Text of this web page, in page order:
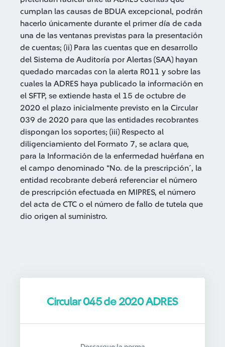
cumplan las causas de BDUA excepcional, podrán
hacerlo únicamente durante el primer día de cada
una de las ventanas previstas para la presentación
de cuentas; (ii) Para las cuentas que en desarrollo
del Sistema de Auditoría por Alertas (SAA) hayan
quedado marcadas con la alerta R011 y sobre las
cuales la ADRES haya publicado la información en
el SFTP, se extiende hasta el 15 de octubre de
2020 el plazo inicialmente previsto en la Circular
039 de 2020 para que las entidades recobrantes
dispongan los soportes; (iii) Respecto al
diligenciamiento del Formato 7, se aclara que,
para la Información de la enfermedad huérfana en
el campo denominado “No. de la prescripción´, la
entidad recobrante deberá referenciar el número
de prescripción efectuada en MIPRES, el número
del acta de CTC o el número de fallo de tutela que
dio origen al suministro.
Circular 045 de 2020 ADRES